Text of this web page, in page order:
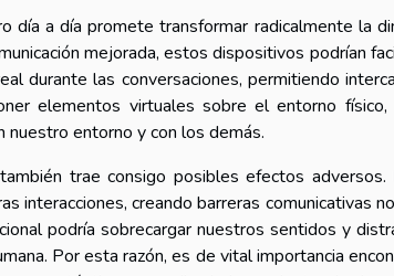
a día promete transformar radicalmente la
mejorada, estos dispositivos podrían
durante las conversaciones, permitiendo
elementos virtuales sobre el entorno físico,
nuestro entorno y con los demás.
trae consigo posibles efectos adversos.
interacciones, creando barreras comunicativas
podría sobrecargar nuestros sentidos y
Por esta razón, es de vital importancia